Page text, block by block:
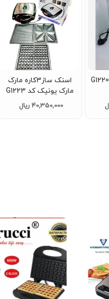
اسنک ساز دِسینی G1220
اسنک ساز3کاره مارک
مارک یونیک کد G1223
تک و عمده
40,350,000 ریال